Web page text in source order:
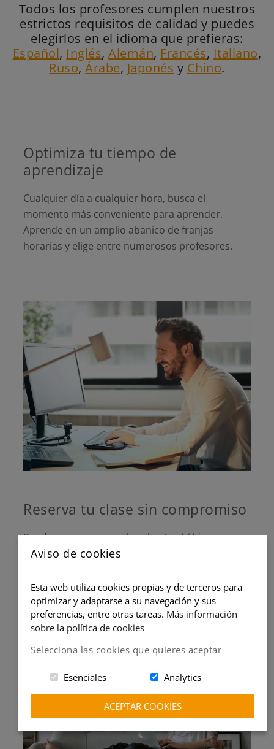
Todos los profesores cumplen nuestros
estrictos requisitos de calidad y puedes
elegirlos en el idioma que prefieras:
Español, Inglés,Alemán, Francés, Italiano,
Ruso,Árabe, Japonés y Chino.
Optimiza tu tiempo de
aprendizaje
Cualquier día a cualquier hora, busca el
momento más conveniente para aprender.
Aprende en un amplio abanico de franjas
horarias y elige entre numerosos profesores.
Reserva tu clase sin compromiso
Puedes reservar una clase hasta el último
minuto, con la debida validación del profesor.
Puedes cancelar la clase hasta 6 horas antes de
empezar. Sin permanencias. Sin penalizaciones.
Aviso de cookies
Esta web utiliza cookies propias y de terceros para
optimizar y adaptarse a su navegación y sus
preferencias, entre otras tareas. Más información
sobre la política de cookies
Selecciona las cookies que quieres aceptar
Esenciales Analytics
ACEPTAR COOKIES